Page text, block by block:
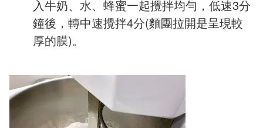
入牛奶、水、蜂蜜一起攪拌均勻，低速3分
鐘後，轉中速攪拌4分(麵團拉開是呈現較
厚的膜)。